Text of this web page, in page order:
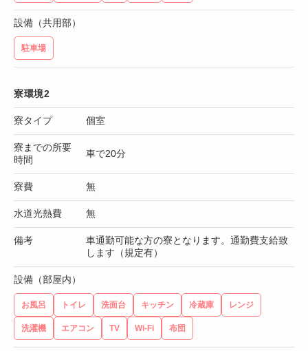
設備（共用部）
駐車場
寮環境2
寮タイプ 個室
寮までの所要
時間
車で20分
寮費 無
水道光熱費 無
備考
車通勤可能な方の寮となります。通勤費支給致
します（規定有）
設備（部屋内）
お風呂 トイレ 洗面台 キッチン 冷蔵庫 レンジ
洗濯機 エアコン TV Wi-Fi 布団